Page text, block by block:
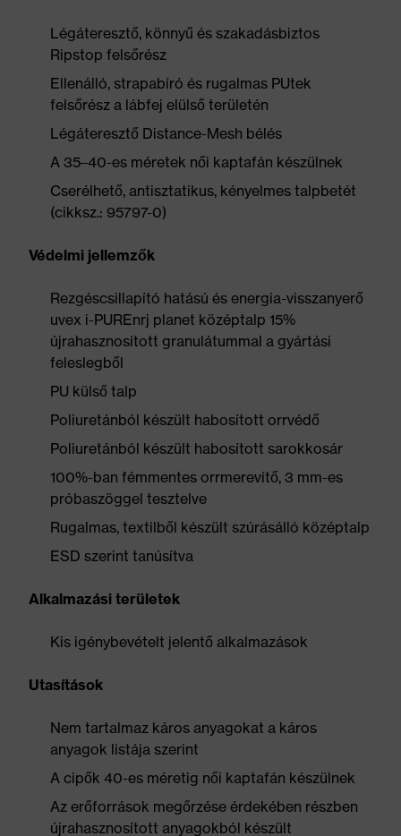
Légáteresztő, könnyű és szakadásbiztos
Ripstop felsőrész
Ellenálló, strapabíró és rugalmas PUtek
felsőrész a lábfej elülső területén
Légáteresztő Distance-Mesh bélés
A 35–40-es méretek női kaptafán készülnek
Cserélhető, antisztatikus, kényelmes talpbetét
(cikksz.: 95797-0)
Védelmi jellemzők
Rezgéscsillapító hatású és energia-visszanyerő
uvex i-PUREnrj planet középtalp 15%
újrahasznosított granulátummal a gyártási
feleslegből
PU külső talp
Poliuretánból készült habosított orrvédő
Poliuretánból készült habosított sarokkosár
100%-ban fémmentes orrmerevítő, 3 mm-es
próbaszöggel tesztelve
Rugalmas, textilből készült szúrásálló középtalp
ESD szerint tanúsítva
Alkalmazási területek
Kis igénybevételt jelentő alkalmazások
Utasítások
Nem tartalmaz káros anyagokat a káros
anyagok listája szerint
A cipők 40-es méretig női kaptafán készülnek
Az erőforrások megőrzése érdekében részben
újrahasznosított anyagokból készült